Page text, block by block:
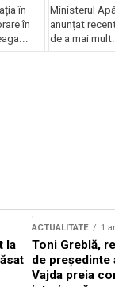
în
în
Ministerul
anunțat
de a mai
la
ACTUALITATE 1
Toni Greblă,
de președinte
Vajda preia